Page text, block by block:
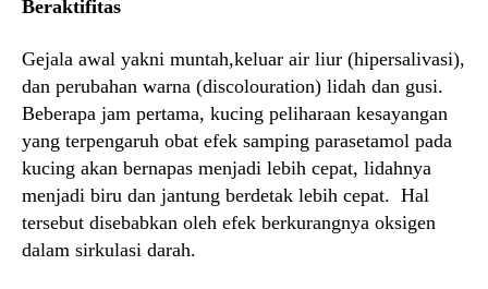
Beraktifitas
Gejala awal yakni muntah,keluar air liur (hipersalivasi),
dan perubahan warna (discolouration) lidah dan gusi.
Beberapa jam pertama, kucing peliharaan kesayangan
yang terpengaruh obat efek samping parasetamol pada
kucing akan bernapas menjadi lebih cepat, lidahnya
menjadi biru dan jantung berdetak lebih cepat. Hal
tersebut disebabkan oleh efek berkurangnya oksigen
dalam sirkulasi darah.